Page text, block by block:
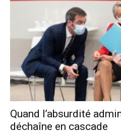
Quand l’absurdité
déchaîne en cascade